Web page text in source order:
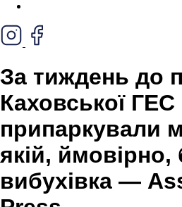
За тиждень до
Каховської ГЕС
припаркували
якій, ймовірно,
вибухівка —